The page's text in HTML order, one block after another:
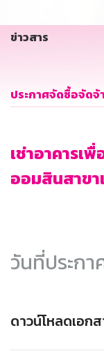
ข่าวสาร
ประกาศจัดซื้อจัดจ้
เช่าอาคารเ
ออมสินสาขา
วันที่ประกา
ดาวน์โหลดเอก